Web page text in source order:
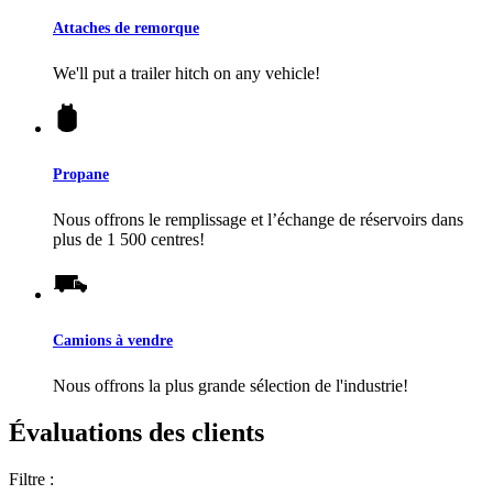
Attaches de remorque
We'll put a trailer hitch on any vehicle!
Propane
Nous offrons le remplissage et l’échange de réservoirs dans
plus de 1 500 centres!
Camions à vendre
Nous offrons la plus grande sélection de l'industrie!
Évaluations des clients
Filtre :